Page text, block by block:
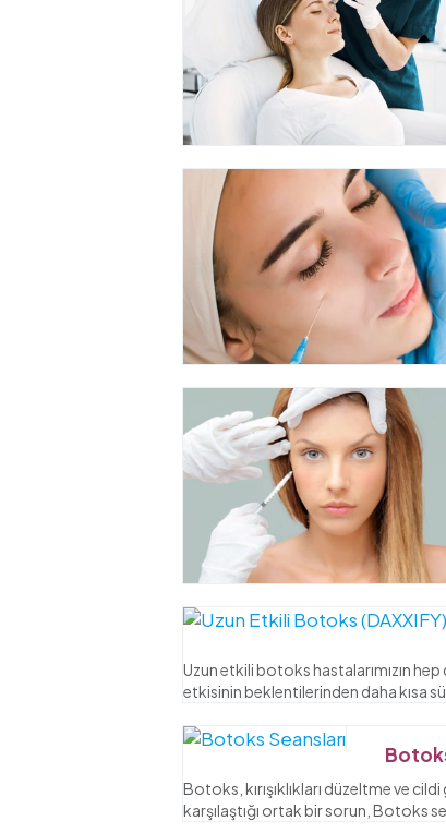
Uzun etkili botoks hastalarımızın
etkisinin beklentilerinden daha kısa
Botoks, kırışıklıkları düzeltme ve
karşılaştığı ortak bir sorun, Botoks